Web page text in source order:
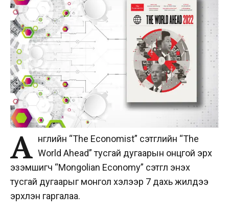
А нглийн “The Economist” сэтгүүлийн “The
World Ahead” тусгай дугаарын онцгой эрх
эзэмшигч “Mongolian Economy” сэтгүүл энэхүү
тусгай дугаарыг монгол хэлээр 7 дахь жилдээ
эрхлэн гаргалаа.